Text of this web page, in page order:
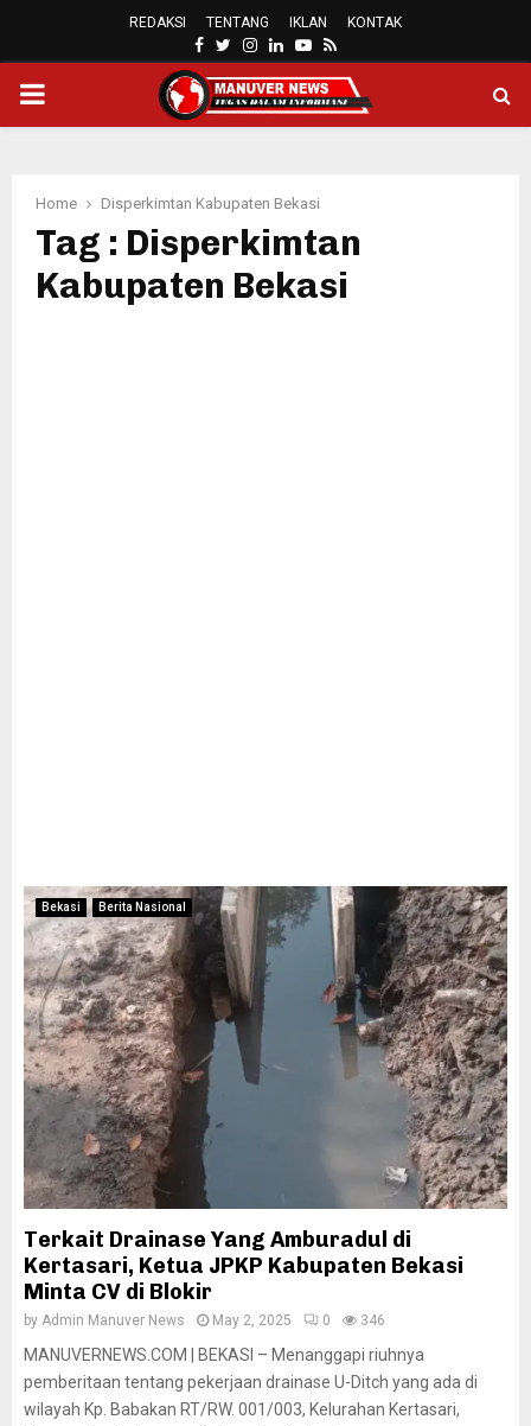
REDAKSI TENTANG IKLAN KONTAK
FACEBOOK
TWITTER
INSTAGRAM
LINKEDINYOUTUBE
RSS
PRIMARY
Home Disperkimtan Kabupaten Bekasi
Tag : Disperkimtan
Kabupaten Bekasi
Bekasi Berita Nasional
Terkait Drainase Yang Amburadul di
Kertasari, Ketua JPKP Kabupaten Bekasi
Minta CV di Blokir
by Admin Manuver News May 2, 2025 0 346
MANUVERNEWS.COM | BEKASI – Menanggapi riuhnya
pemberitaan tentang pekerjaan drainase U-Ditch yang ada di
wilayah Kp. Babakan RT/RW. 001/003, Kelurahan Kertasari,